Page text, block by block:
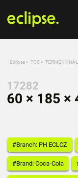
Eclipse » POS »
17282
60 × 185 ×
#Branch: PH ECLCZ
#Brand: Coca-Cola